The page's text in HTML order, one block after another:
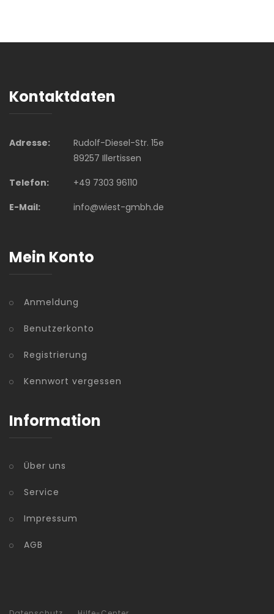
Kontaktdaten
Adresse:
Rudolf-Diesel-Str. 15e
89257 Illertissen
Telefon:
+49 7303 96110
E-Mail:
info@wiest-gmbh.de
Mein Konto
Anmeldung
Benutzerkonto
Registrierung
Kennwort vergessen
Information
Über uns
Service
Impressum
AGB